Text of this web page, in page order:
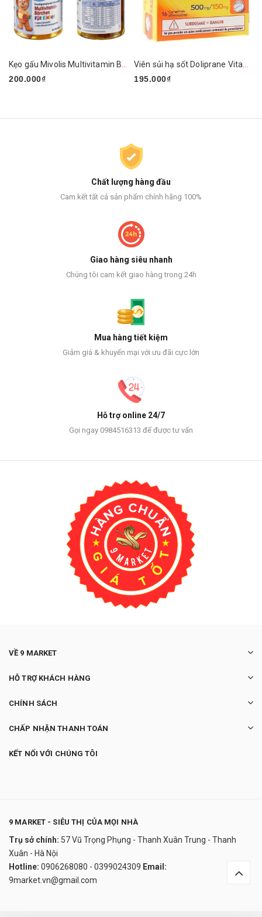
200.000₫
195.000₫
Chất lượng hàng đầu
Cam kết tất cả sản phẩm chính hãng 100%
Giao hàng siêu nhanh
Chúng tôi cam kết giao hàng trong 24h
Mua hàng tiết kiệm
Giảm giá & khuyến mại với ưu đãi cực lớn
Hỗ trợ online 24/7
Gọi ngay 0984516313 để được tư vấn
VỀ 9 MARKET
HỖ TRỢ KHÁCH HÀNG
CHÍNH SÁCH
CHẤP NHẬN THANH TOÁN
KẾT NỐI VỚI CHÚNG TÔI
9 MARKET - SIÊU THỊ CỦA MỌI NHÀ
Trụ sở chính: 57 Vũ Trọng Phụng - Thanh Xuân Trung - Thanh
Xuân - Hà Nội
Hotline: 0906268080 - 0399024309 Email:
9market.vn@gmail.com
990.000₫
undefined